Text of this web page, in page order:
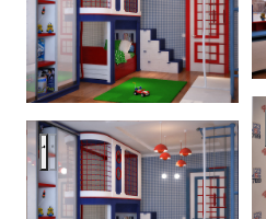
Kids room in red and blue